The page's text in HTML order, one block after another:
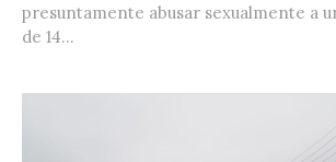
presuntamente abusar sexualmente a
de 14...